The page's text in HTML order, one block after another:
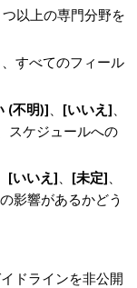
以上の専門分野を
すべてのフィール
(不明)] [いいえ]
スケジュールへの
[いいえ]、 [未定]、
影響があるかどう
ドラインを非公開